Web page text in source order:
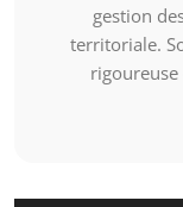
gestion
territoriale.